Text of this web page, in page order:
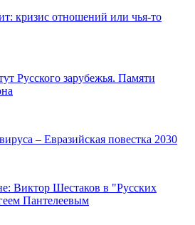
кризис отношений или чья-то
Русского зарубежья. Памяти
– Евразийская повестка 2030
Виктор Шестаков в "Русских
Пантелеевым